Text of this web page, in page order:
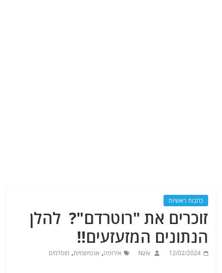
כתבות ראשיות
זוכרים את "רוטרדם"? להלן
הנתונים המזעזעים!!
12/02/2024
Nziv אירופה, אנטישמיות, מוסלמים